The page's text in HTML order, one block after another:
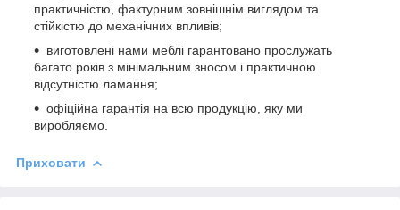
практичністю, фактурним зовнішнім виглядом та
стійкістю до механічних впливів;
виготовлені нами меблі гарантовано прослужать
багато років з мінімальним зносом і практичною
відсутністю ламання;
офіційна гарантія на всю продукцію, яку ми
виробляємо.
Приховати